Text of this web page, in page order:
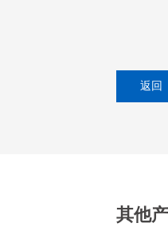
返回
其他